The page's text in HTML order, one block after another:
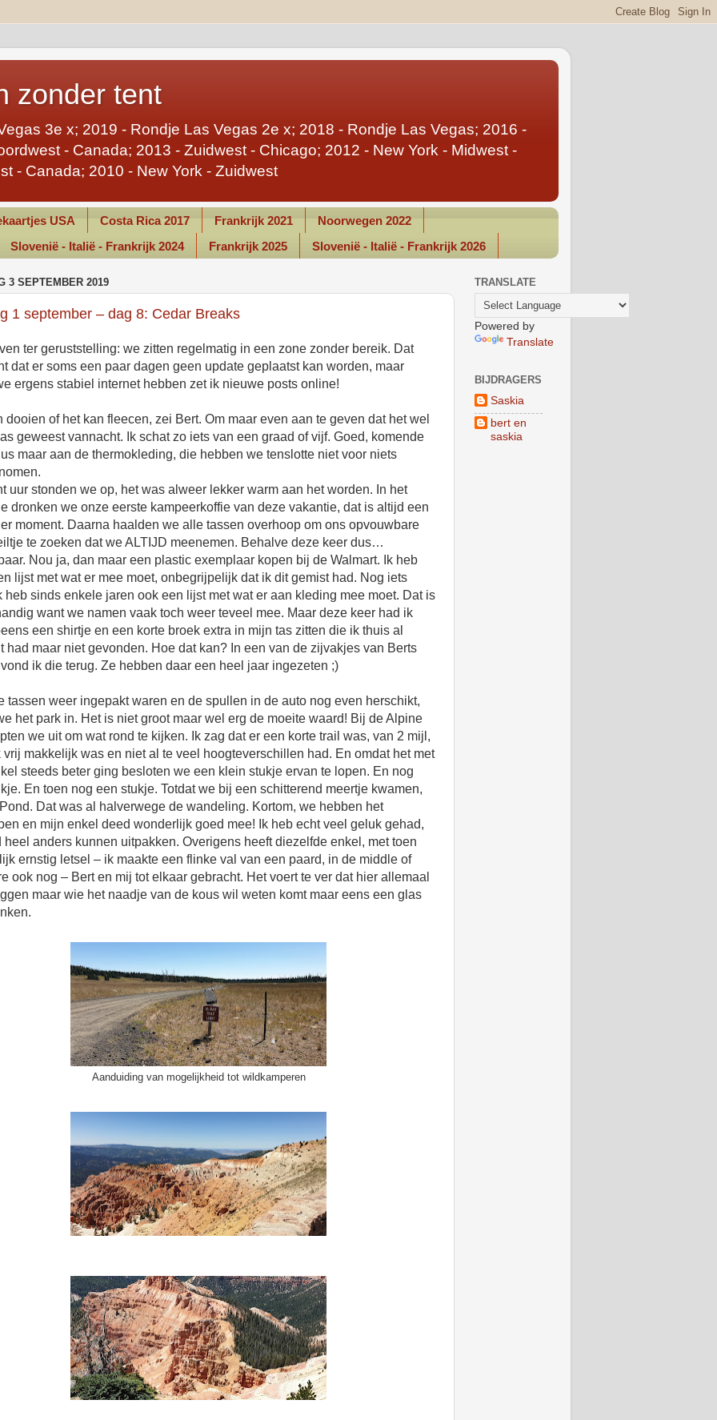
zonder tent
3e x; 2019 - Rondje Las Vegas 2e x; 2018 - Rondje Las Vegas; 2016 -
- Canada; 2013 - Zuidwest - Chicago; 2012 - New York - Midwest -
- Canada; 2010 - New York - Zuidwest
USA Costa Rica 2017 Frankrijk 2021
Noorwegen 2022
Slovenië - Italië - Frankrijk 2024 Frankrijk 2025 Slovenië - Italië - Frankrijk 2026
3 SEPTEMBER 2019
1 september – dag 8: Cedar Breaks
ter geruststelling: we zitten regelmatig in een zone zonder bereik. Dat
dat er soms een paar dagen geen update geplaatst kan worden, maar
ergens stabiel internet hebben zet ik nieuwe posts online!
dooien of het kan fleecen, zei Bert. Om maar even aan te geven dat het wel
geweest vannacht. Ik schat zo iets van een graad of vijf. Goed, komende
maar aan de thermokleding, die hebben we tenslotte niet voor niets
uur stonden we op, het was alweer lekker warm aan het worden. In het
dronken we onze eerste kampeerkoffie van deze vakantie, dat is altijd een
moment. Daarna haalden we alle tassen overhoop om ons opvouwbare
te zoeken dat we ALTIJD meenemen. Behalve deze keer dus…
Nou ja, dan maar een plastic exemplaar kopen bij de Walmart. Ik heb
lijst met wat er mee moet, onbegrijpelijk dat ik dit gemist had. Nog iets
heb sinds enkele jaren ook een lijst met wat er aan kleding mee moet. Dat is
want we namen vaak toch weer teveel mee. Maar deze keer had ik
een shirtje en een korte broek extra in mijn tas zitten die ik thuis al
had maar niet gevonden. Hoe dat kan? In een van de zijvakjes van Berts
ik die terug. Ze hebben daar een heel jaar ingezeten ;)
tassen weer ingepakt waren en de spullen in de auto nog even herschikt,
het park in. Het is niet groot maar wel erg de moeite waard! Bij de Alpine
we uit om wat rond te kijken. Ik zag dat er een korte trail was, van 2 mijl,
vrij makkelijk was en niet al te veel hoogteverschillen had. En omdat het met
steeds beter ging besloten we een klein stukje ervan te lopen. En nog
En toen nog een stukje. Totdat we bij een schitterend meertje kwamen,
Dat was al halverwege de wandeling. Kortom, we hebben het
en mijn enkel deed wonderlijk goed mee! Ik heb echt veel geluk gehad,
heel anders kunnen uitpakken. Overigens heeft diezelfde enkel, met toen
ernstig letsel – ik maakte een flinke val van een paard, in de middle of
ook nog – Bert en mij tot elkaar gebracht. Het voert te ver dat hier allemaal
maar wie het naadje van de kous wil weten komt maar eens een glas
Aanduiding van mogelijkheid tot wildkamperen
TRANSLATE
Powered by
Translate
BIJDRAGERS
Saskia
bert en
saskia